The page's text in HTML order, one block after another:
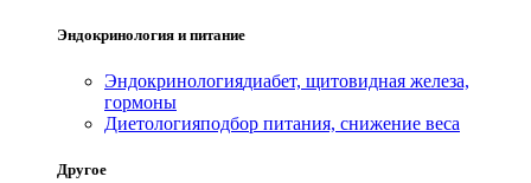
Эндокринология и питание
Эндокринологиядиабет, щитовидная железа,
гормоны
Диетологияподбор питания, снижение веса
Другое